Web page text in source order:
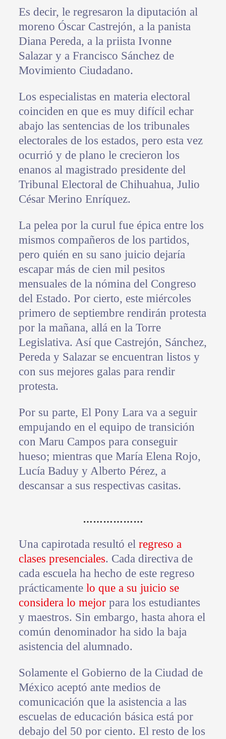
Es decir, le regresaron la diputación al
moreno Óscar Castrejón, a la panista
Diana Pereda, a la priista Ivonne
Salazar y a Francisco Sánchez de
Movimiento Ciudadano.
Los especialistas en materia electoral
coinciden en que es muy difícil echar
abajo las sentencias de los tribunales
electorales de los estados, pero esta vez
ocurrió y de plano le crecieron los
enanos al magistrado presidente del
Tribunal Electoral de Chihuahua, Julio
César Merino Enríquez.
La pelea por la curul fue épica entre los
mismos compañeros de los partidos,
pero quién en su sano juicio dejaría
escapar más de cien mil pesitos
mensuales de la nómina del Congreso
del Estado. Por cierto, este miércoles
primero de septiembre rendirán protesta
por la mañana, allá en la Torre
Legislativa. Así que Castrejón, Sánchez,
Pereda y Salazar se encuentran listos y
con sus mejores galas para rendir
protesta.
Por su parte, El Pony Lara va a seguir
empujando en el equipo de transición
con Maru Campos para conseguir
hueso; mientras que María Elena Rojo,
Lucía Baduy y Alberto Pérez, a
descansar a sus respectivas casitas.
………………
Una capirotada resultó el regreso a
clases presenciales. Cada directiva de
cada escuela ha hecho de este regreso
prácticamente lo que a su juicio se
considera lo mejorpara los estudiantes
y maestros. Sin embargo, hasta ahora el
común denominador ha sido la baja
asistencia del alumnado.
Solamente el Gobierno de la Ciudad de
México aceptó ante medios de
comunicación que la asistencia a las
escuelas de educación básica está por
debajo del 50 por ciento. El resto de los